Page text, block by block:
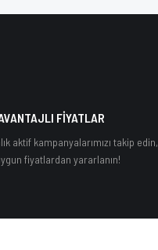
FİYATLAR
aktif kampanyalarımızı takip edin,
fiyatlardan yararlanın!